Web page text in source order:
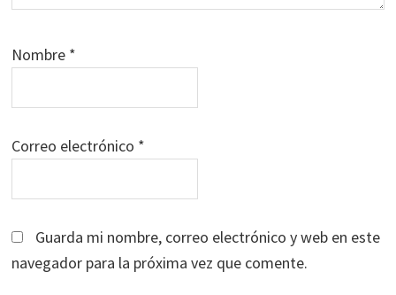
Nombre *
Correo electrónico *
Guarda mi nombre, correo electrónico y web en este
navegador para la próxima vez que comente.